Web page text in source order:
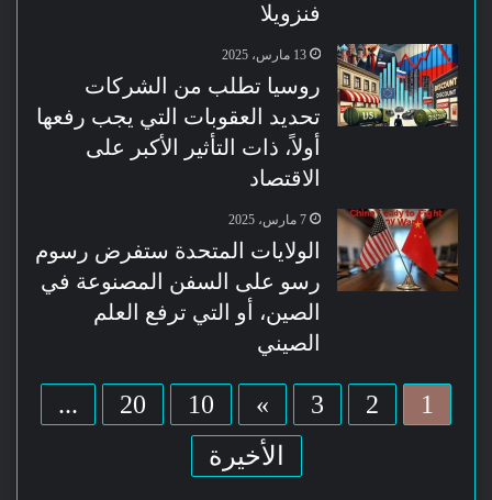
فنزويلا
13 مارس، 2025
روسيا تطلب من الشركات
تحديد العقوبات التي يجب رفعها
أولاً، ذات التأثير الأكبر على
الاقتصاد
7 مارس، 2025
الولايات المتحدة ستفرض رسوم
رسو على السفن المصنوعة في
الصين، أو التي ترفع العلم
الصيني
1
2
3
»
10
20
...
الأخيرة